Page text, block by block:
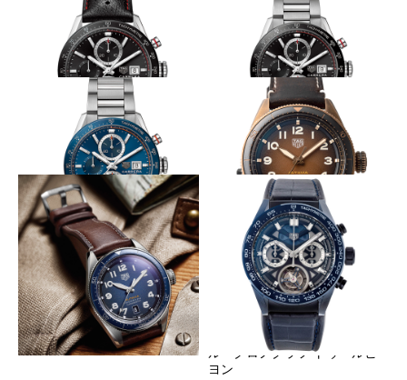
タグ・ホイヤー カレラ キャリ
バー ホイヤー02T トゥールビ
ヨン ナノグラフ
タグ・ホイヤー コネクテッド
モジュラー 45 ゴルフエディシ
短めラグで印象を一変！
タグ・ホイヤー カレラ キャリ
バー16 クロノグラフ
短めラグで印象を一変！
TAG HEUER
タグ・ホイヤー カレラ キャリ
バー16 クロノグラフ
短めラグで印象を一変！
TAG HEUER
タグ・ホイヤー カレラ キャリ
バー16 クロノグラフ
オータヴィアを３針に再解釈
TAG HEUER
オータヴィア キャリバー5
COSC
オータヴィアを３針に再解釈
TAG HEUER
オータヴィア キャリバー5
COSC
高精度を追求した特別な1本
TAG HEUER
カレラ キャリバー ホイヤー
02T〝テットゥドゥ ヴィペー
ル〞クロノグラフ トゥールビ
ヨン